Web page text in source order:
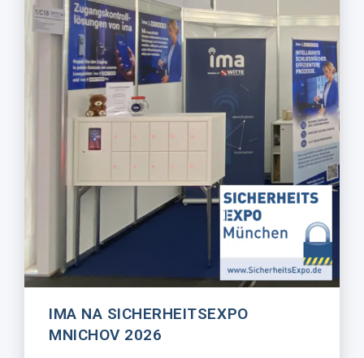
IMA NA SICHERHEITSEXPO
MNICHOV 2026